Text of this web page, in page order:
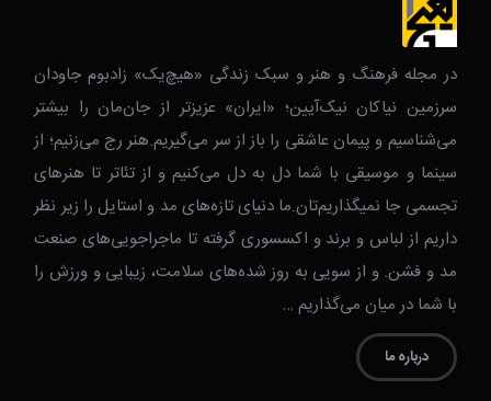
در مجله فرهنگ و هنر و سبک زندگی‌ «هیچ‌یک» زادبوم جاودان
سرزمین نیاکان نیک‌‌‌آیین؛ «ایران» عزیزتر از جان‌مان را بیشتر
می‌شناسیم و پیمان عاشقی را باز از سر می‌گیریم.هنر رج می‌زنیم؛ از
سینما و موسیقی با شما دل به دل می‌کنیم و از تئاتر تا هنرهای
تجسمی جا نمیگذاریم‌تان.ما دنیای تازه‌های مد و استایل را زیر نظر
داریم از لباس و برند و اکسسوری گرفته تا ماجراجویی‌های صنعت
مد و فشن. و از سویی به روز شده‌های سلامت، زیبایی و ورزش را
با شما در میان می‌گذاریم …
درباره ما